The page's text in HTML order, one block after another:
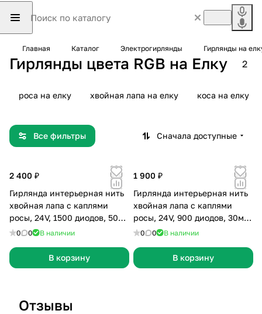
Главная Каталог Электрогирлянды Гирлянды на
Гирлянды цвета RGB на Елку 2
роса на елку хвойная лапа на елку коса на елку
Все фильтры Сначала доступные
2 400 ₽
Гирлянда интерьерная нить
хвойная лапа с каплями
росы, 24V, 1500 диодов, 50м,
серебристая линия, цветная
0 0 В наличии
В корзину
1 900 ₽
Гирлянда интерьерная нить
хвойная лапа с каплями
росы, 24V, 900 диодов, 30м,
зеленая линия, цветная RGB,
0 0 В наличии
В корзину
Отзывы